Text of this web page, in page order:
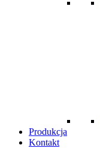
Produkcja
Kontakt